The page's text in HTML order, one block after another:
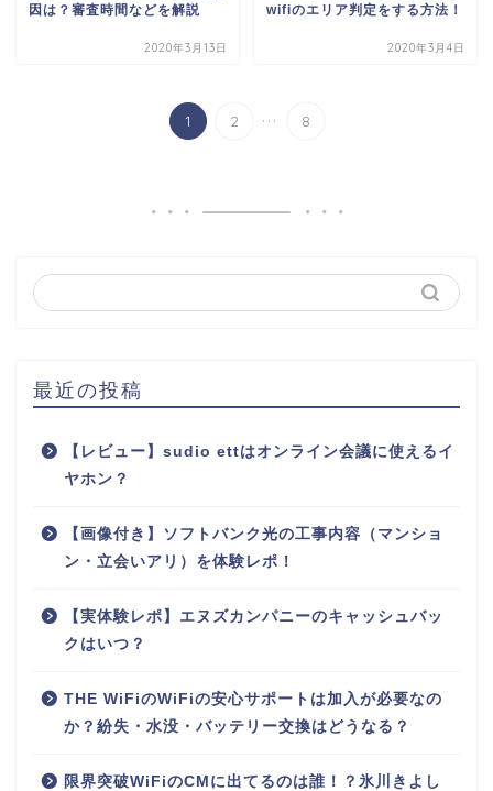
因は？審査時間などを解説
2020年3月13日
wifiのエリア判定をする方法！
2020年3月4日
1 2 ... 8
最近の投稿
【レビュー】sudio ettはオンライン会議に使えるイ
ヤホン？
【画像付き】ソフトバンク光の工事内容（マンショ
ン・立会いアリ）を体験レポ！
【実体験レポ】エヌズカンパニーのキャッシュバッ
クはいつ？
THE WiFiのWiFiの安心サポートは加入が必要なの
か？紛失・水没・バッテリー交換はどうなる？
限界突破WiFiのCMに出てるのは誰！？氷川きよし